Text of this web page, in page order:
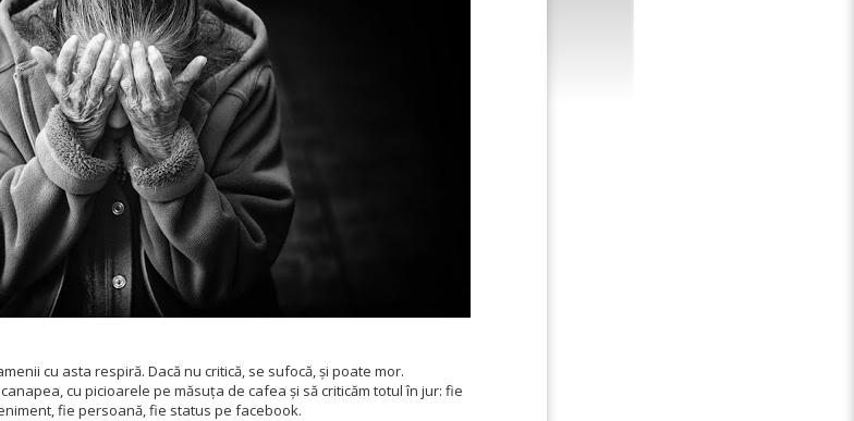
cu asta respiră. Dacă nu critică, se sufocă, și poate mor.
cu picioarele pe măsuța de cafea și să criticăm totul în jur: fie
fie persoană, fie status pe facebook.